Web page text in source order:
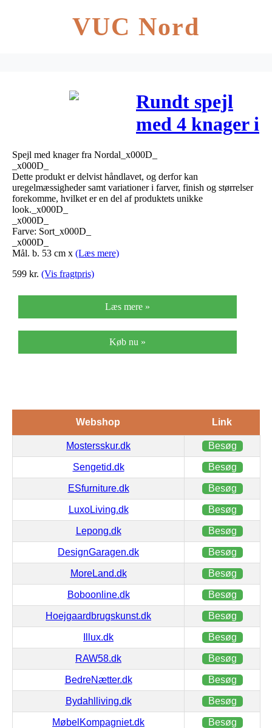
VUC Nord
Rundt spejl
med 4 knager i
jern – 57×53
cm – sort
Spejl med knager fra Nordal_x000D_
_x000D_
Dette produkt er delvist håndlavet, og derfor kan
uregelmæssigheder samt variationer i farver, finish og størrelser
forekomme, hvilket er en del af produktets unikke
look._x000D_
_x000D_
Farve: Sort_x000D_
_x000D_
Mål. b. 53 cm x (Læs mere)
599 kr. (Vis fragtpris)
Læs mere »
Køb nu »
Webshop Link
Mostersskur.dk Besøg
Sengetid.dk Besøg
ESfurniture.dk Besøg
LuxoLiving.dk Besøg
Lepong.dk Besøg
DesignGaragen.dk Besøg
MoreLand.dk Besøg
Boboonline.dk Besøg
Hoejgaardbrugskunst.dk Besøg
Illux.dk Besøg
RAW58.dk Besøg
BedreNætter.dk Besøg
Bydahlliving.dk Besøg
MøbelKompagniet.dk Besøg